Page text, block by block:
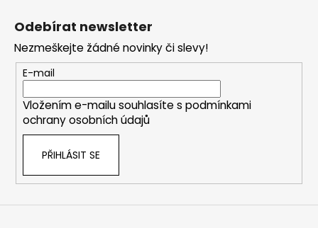
Odebírat newsletter
Nezmeškejte žádné novinky či slevy!
E-mail
Vložením e-mailu souhlasíte s podmínkami
ochrany osobních údajů
PŘIHLÁSIT SE